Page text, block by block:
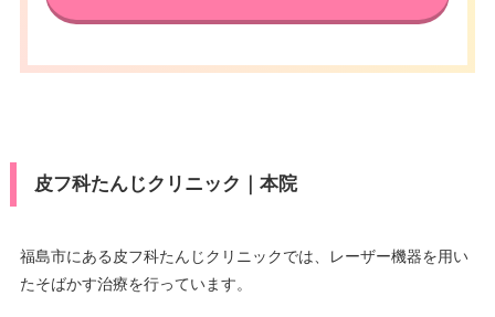
皮フ科たんじクリニック｜本院
福島市にある皮フ科たんじクリニックでは、レーザー機器を用い
たそばかす治療を行っています。